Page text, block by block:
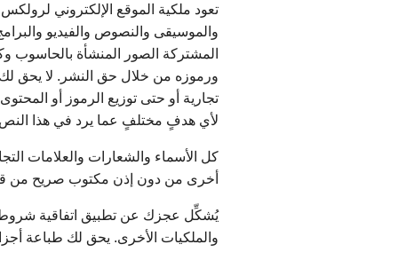
تعود ملكية الموقع الإلكتروني
والموسيقى والنصوص والفيديو
المشتركة الصور المنشأة بالحاسوب
ورموزه من خلال حق النشر. لا يحق لك
تجارية أو حتى توزيع الرموز أو
لأي هدفٍ مختلفٍ عما يرد في هذا
كل الأسماء والشعارات والعلامات
أخرى من دون إذن مكتوب صريح من
يُشكِّل عجزك عن تطبيق اتفاقية شروط
والملكيات الأخرى. يحق لك طباعة